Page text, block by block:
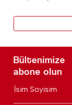
Bültenimize
abone olun
İsim Soyisim